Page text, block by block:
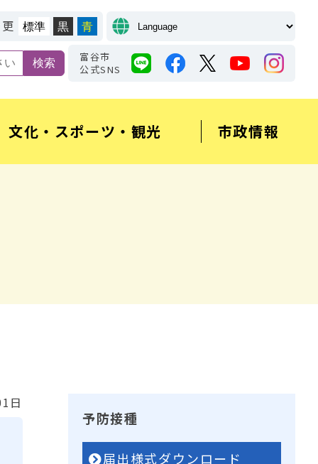
標準 黒 青
富谷市
公式SNS
文化・スポーツ・観光 市政情報
日
予防接種
届出様式ダウンロード